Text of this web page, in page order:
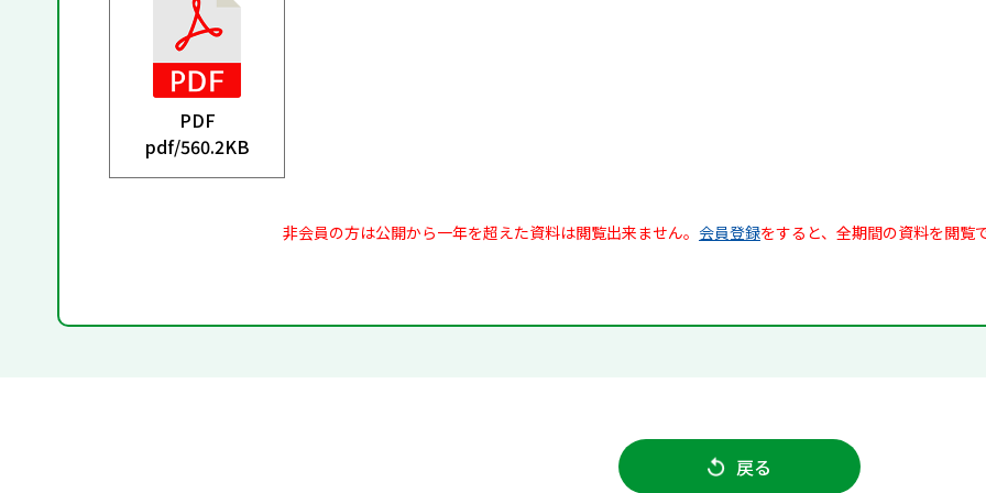
PDF
pdf/560.2KB
非会員の方は公開から一年を超えた資料は閲覧出来ません。 会員登録をすると、全期間の資料を閲覧
戻る